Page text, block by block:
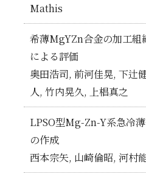
Mathis
希薄MgYZn合金の加工組
による評価
奥田浩司, 前河佳晃, 下辻
人, 竹内晃久, 上椙真之
LPSO型Mg-Zn-Y系急冷
の作成
西本宗矢, 山崎倫昭, 河村